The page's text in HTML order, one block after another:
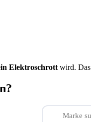
Elektroschrott wird.